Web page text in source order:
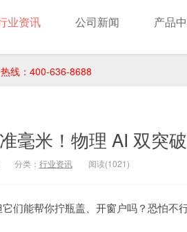
线：400-636-8688
业资讯 公司新闻 产品
毫米！物理 AI 双突破
分类： 行业资讯 阅读(1021)
们能帮你拧瓶盖、开窗户吗？恐怕不行